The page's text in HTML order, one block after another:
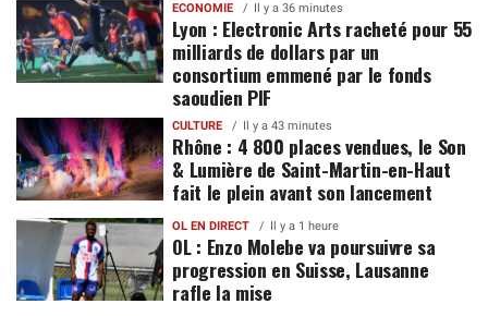
ECONOMIE Il y a 36 minutes
Lyon : Electronic Arts racheté pour 55
milliards de dollars par un
consortium emmené par le fonds
saoudien PIF
CULTURE Il y a 43 minutes
Rhône : 4 800 places vendues, le Son
& Lumière de Saint-Martin-en-Haut
fait le plein avant son lancement
OL EN DIRECT Il y a 1 heure
OL : Enzo Molebe va poursuivre sa
progression en Suisse, Lausanne
rafle la mise